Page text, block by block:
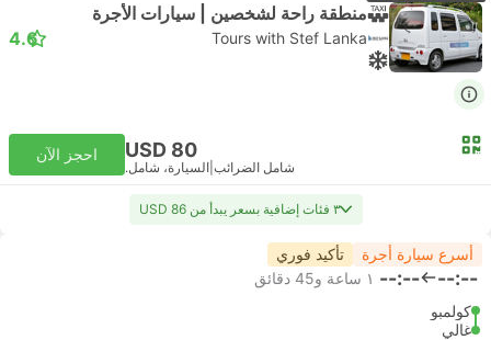
منطقة راحة لشخصين | سيارات الأجرة
Tours with Stef Lanka
4.6
USD 80
شامل الضرائب السيارة، شامل.
احجز الآن
٣ فئات إضافية بسعر يبدأ من USD 86
أسرع سيارة أجرة تأكيد فوري
--:--
--:-- ١ ساعة و‫45 دقائق
كولمبو
غالي